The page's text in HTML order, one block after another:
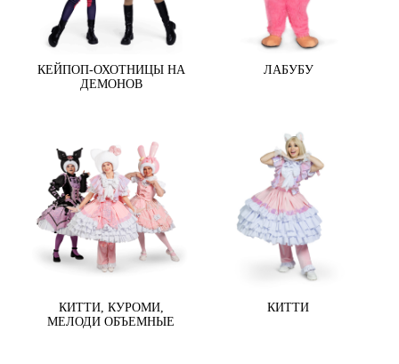
КЕЙПОП-ОХОТНИЦЫ НА
ДЕМОНОВ
ЛАБУБУ
КИТТИ, КУРОМИ,
МЕЛОДИ ОБЪЕМНЫЕ
КИТТИ